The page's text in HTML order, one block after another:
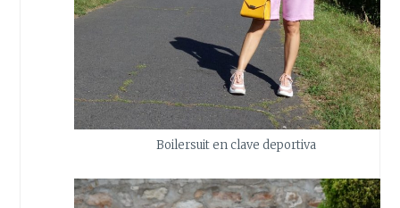
Boilersuit en clave deportiva